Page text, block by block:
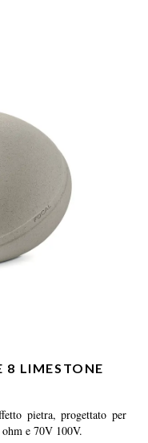
8 LIMESTONE
pietra, progettato per
e 70V 100V.